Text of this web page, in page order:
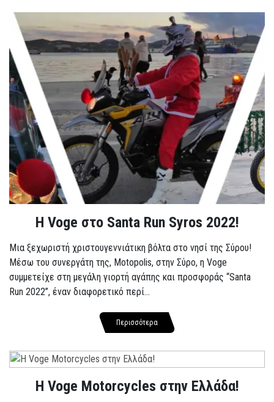
Η Voge στο Santa Run Syros 2022!
Μια ξεχωριστή χριστουγεννιάτικη βόλτα στο νησί της Σύρου!
Μέσω του συνεργάτη της, Motopolis, στην Σύρο, η Voge
συμμετείχε στη μεγάλη γιορτή αγάπης και προσφοράς “Santa
Run 2022”, έναν διαφορετικό περί...
Περισσότερα
H Voge Motorcycles στην Ελλάδα!